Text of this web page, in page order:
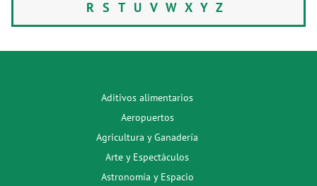
R S T U V W X Y Z
Aditivos alimentarios
Aeropuertos
Agricultura y Ganadería
Arte y Espectáculos
Astronomía y Espacio